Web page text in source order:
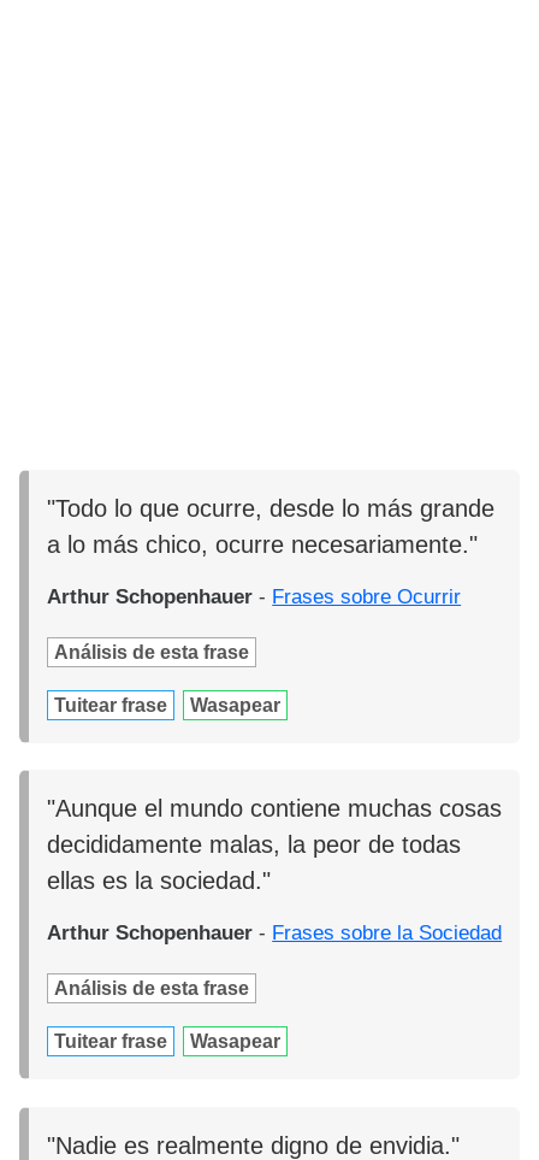
"Todo lo que ocurre, desde lo más grande
a lo más chico, ocurre necesariamente."
Arthur Schopenhauer - Frases sobre Ocurrir
Análisis de esta frase
Tuitear frase Wasapear
"Aunque el mundo contiene muchas cosas
decididamente malas, la peor de todas
ellas es la sociedad."
Arthur Schopenhauer - Frases sobre la Sociedad
Análisis de esta frase
Tuitear frase Wasapear
"Nadie es realmente digno de envidia."